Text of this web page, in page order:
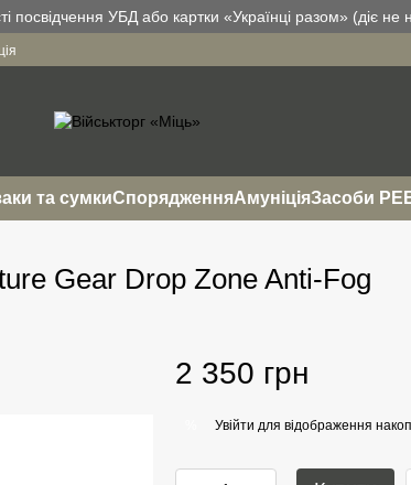
посвідчення УБД або картки «Українці разом» (діє не
та сумкиСпорядженняАмуніціяЗасоби
Gear Drop Zone Anti-Fog
2 350 грн
Увійти для відображення